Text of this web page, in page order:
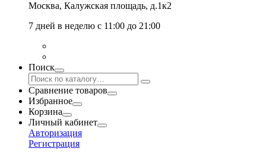
Москва, Калужская площадь, д.1к2
7 дней в неделю с 11:00 до 21:00
Поиск
Сравнение товаров
Избранное
Корзина
Личный кабинет
Авторизация
Регистрация